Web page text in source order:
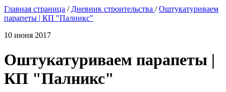
Главная страница / Дневник строительства / Оштукатуриваем
парапеты | КП "Палникс"
10 июня 2017
Оштукатуриваем парапеты |
КП "Палникс"